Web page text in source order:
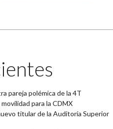
pareja polémica de la 4T
para la CDMX
titular de la Auditoría Superior